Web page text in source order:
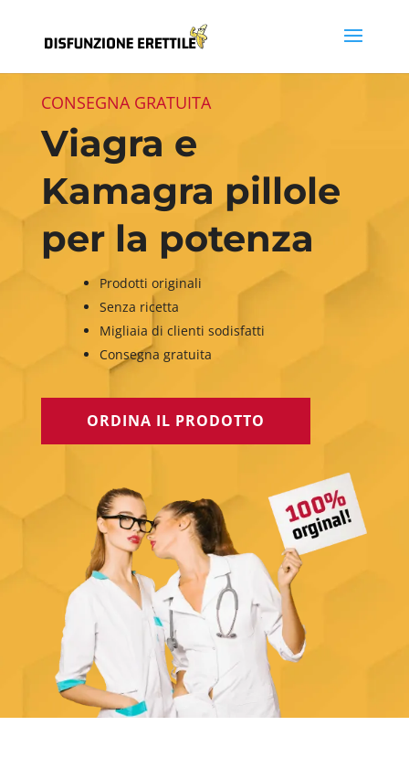
CONSEGNA GRATUITA
Viagra e
Kamagra pillole
per la potenza
Prodotti originali
Senza ricetta
Migliaia di clienti sodisfatti
Consegna gratuita
ORDINA IL PRODOTTO